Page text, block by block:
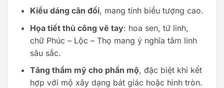
Kiểu dáng cân đối, mang tính biểu tượng cao.
Họa tiết thủ công vẽ tay: hoa sen, tứ linh,
chữ Phúc – Lộc – Thọ mang ý nghĩa tâm linh
sâu sắc.
Tăng thẩm mỹ cho phần mộ, đặc biệt khi kết
hợp với mộ xây dạng bát giác hoặc hình tròn.